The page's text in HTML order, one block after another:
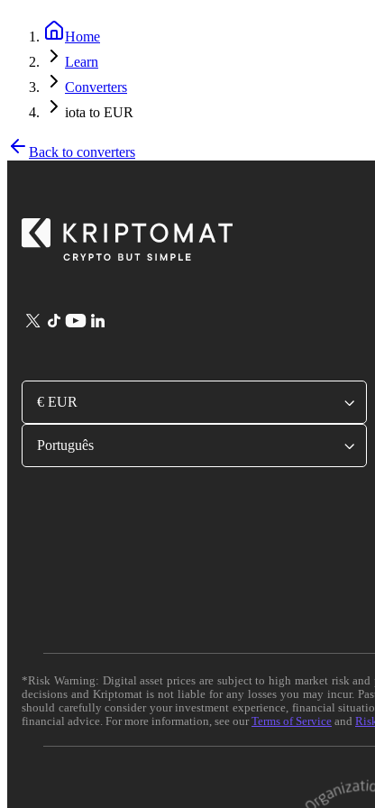
Home
Learn
Converters
iota to EUR
Back to converters
€ EUR
Português
*Risk Warning: Digital asset prices are subject to high market risk
decisions and Kriptomat is not liable for any losses you may incur.
should carefully consider your investment experience, financial
financial advice. For more information, see ourTerms of Service and